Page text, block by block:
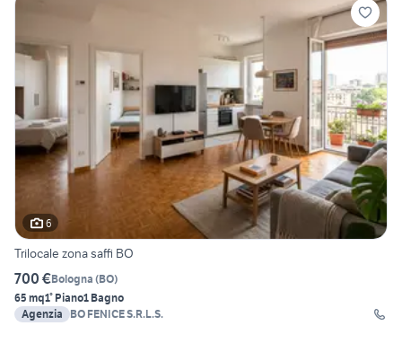
6
Trilocale zona saffi BO
700 €Bologna (BO)
65 mq1° Piano1 Bagno
Agenzia
BO FENICE S.R.L.S.